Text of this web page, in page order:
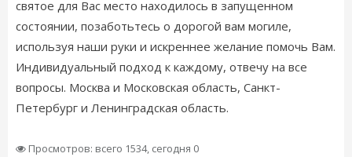
святое для Вас место находилось в запущенном
состоянии, позаботьтесь о дорогой вам могиле,
используя наши руки и искреннее желание помочь Вам.
Индивидуальный подход к каждому, отвечу на все
вопросы. Москва и Московская область, Санкт-
Петербург и Ленинградская область.
Просмотров: всего 1534, сегодня 0